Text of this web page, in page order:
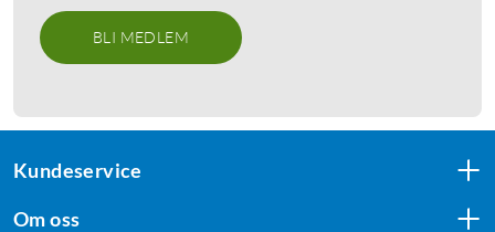
BLI MEDLEM
Kundeservice
Om oss